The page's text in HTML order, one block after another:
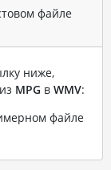
файле
ниже,
MPG в WMV:
файле